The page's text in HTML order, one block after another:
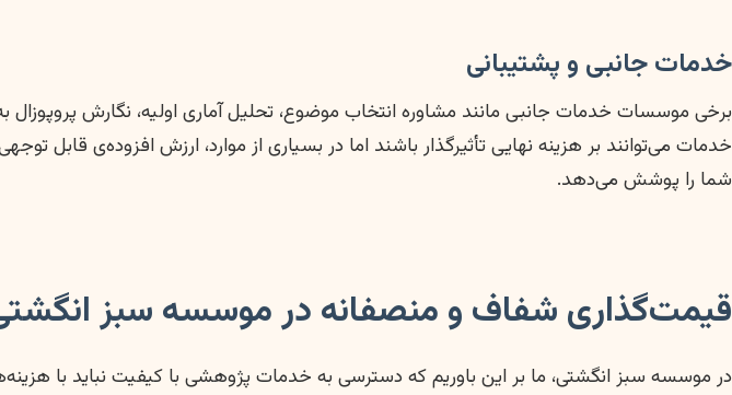
خدمات جانبی و پشتیبانی
برخی موسسات خدمات جانبی مانند مشاوره انتخاب موضوع، تحلیل آماری اولیه، نگارش پروپوزال
خدمات می‌توانند بر هزینه نهایی تأثیرگذار باشند اما در بسیاری از موارد، ارزش افزوده‌ی
شما را پوشش می‌دهد.
قیمت‌گذاری شفاف و منصفانه در موسسه سبز
در موسسه سبز انگشتی، ما بر این باوریم که دسترسی به خدمات پژوهشی با کیفیت نباید با